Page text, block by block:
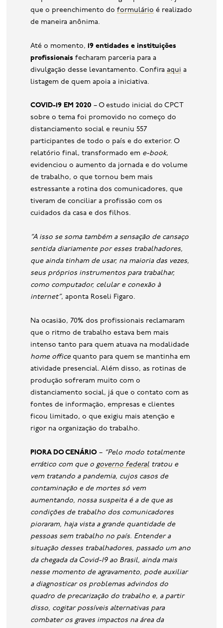
que o preenchimento doformulário é realizado
de maneira anônima.
Até o momento,19 entidades e instituições
profissionais fecharam parceria para a
divulgação desse levantamento. Confiraaqui a
listagem de quem apoia a iniciativa.
COVID-19 EM 2020 – O estudo inicial do CPCT
sobre o tema foi promovido no começo do
distanciamento social e reuniu 557
participantes de todo o país e do exterior. O
relatório final, transformado em e-book,
evidenciou o aumento da jornada e do volume
de trabalho, o que tornou bem mais
estressante a rotina dos comunicadores, que
tiveram de conciliar a profissão com os
cuidados da casa e dos filhos.
“A isso se soma também a sensação de cansaço
sentida diariamente por esses trabalhadores,
que ainda tinham de usar, na maioria das vezes,
seus próprios instrumentos para trabalhar,
como computador, celular e conexão à
internet”, aponta Roseli Figaro.
Na ocasião, 70% dos profissionais reclamaram
que o ritmo de trabalho estava bem mais
intenso tanto para quem atuava na modalidade
home officequanto para quem se mantinha em
atividade presencial. Além disso, as rotinas de
produção sofreram muito com o
distanciamento social, já que o contato com as
fontes de informação, empresas e clientes
ficou limitado, o que exigiu mais atenção e
rigor na organização do trabalho.
PIORA DO CENÁRIO – “Pelo modo totalmente
errático com que ogoverno federal tratou e
vem tratando a pandemia, cujos casos de
contaminação e de mortes só vem
aumentando, nossa suspeita é a de que as
condições de trabalho dos comunicadores
pioraram, haja vista a grande quantidade de
pessoas sem trabalho no país. Entender a
situação desses trabalhadores, passado um ano
da chegada da Covid-19 ao Brasil, ainda mais
nesse momento de agravamento, pode auxiliar
a diagnosticar os problemas advindos do
quadro de precarização do trabalho e, a partir
disso, cogitar possíveis alternativas para
combater os graves impactos na área da